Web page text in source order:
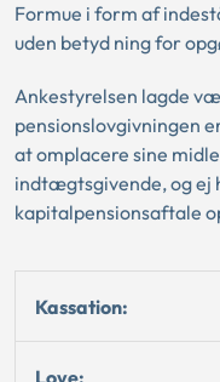
Formue i form af
uden betyd ning for
Ankestyrelsen lagde
pensionslovgivningen
at omplacere sine
indtægtsgivende, og ej
kapitalpensionsaftale
Kassation:
Love: